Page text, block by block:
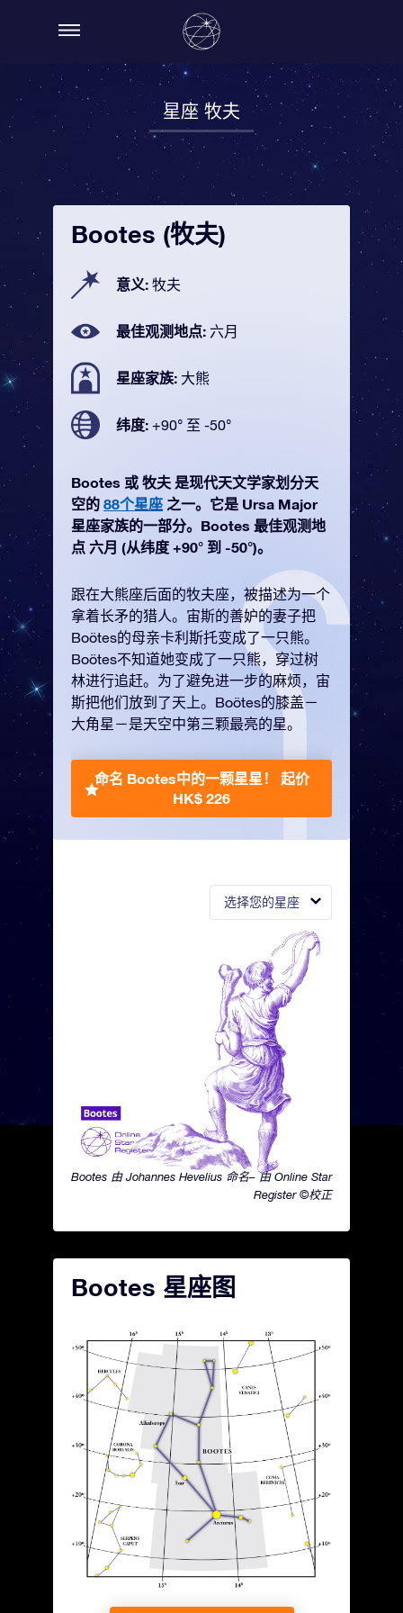
星座 牧夫
选择您的星座
Bootes 由 Johannes Hevelius 命名– 由 Online Star
Register ©校正
Bootes (牧夫)
意义: 牧夫
最佳观测地点: 六月
星座家族: 大熊
纬度: +90° 至 -50°
Bootes 或 牧夫 是现代天文学家划分天
空的 88个星座 之一。它是 Ursa Major
星座家族的一部分。Bootes 最佳观测地
点 六月 (从纬度 +90° 到 -50°)。
跟在大熊座后面的牧夫座，被描述为一个
拿着长矛的猎人。宙斯的善妒的妻子把
Boötes的母亲卡利斯托变成了一只熊。
Boötes不知道她变成了一只熊，穿过树
林进行追赶。为了避免进一步的麻烦，宙
斯把他们放到了天上。Boötes的膝盖－
大角星－是天空中第三颗最亮的星。
命名 Bootes中的一颗星星！ 起价
HK$ 226
Bootes 星座图